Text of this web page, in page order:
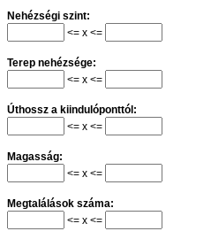
Nehézségi szint:
<= x <=
Terep nehézsége:
<= x <=
Úthossz a kiindulóponttól:
<= x <=
Magasság:
<= x <=
Megtalálások száma:
<= x <=